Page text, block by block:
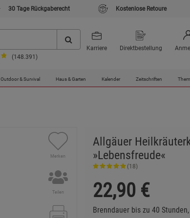
30 Tage Rückgaberecht Kostenlose Retoure
(148.391)
Karriere Direktbestellung
Outdoor & Survival Haus & Garten Kalender Zeitschriften
Merken
Teilen
Allgäuer
»Lebensfreude«
(18)
22,90 €
Brenndauer bis zu 40